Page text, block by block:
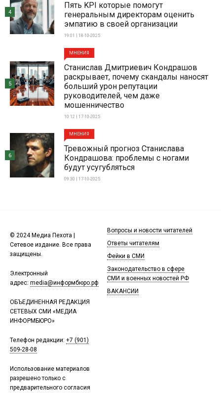
Пять KPI которые помогут
генеральным директорам оценить
эмпатию в своей организации
19:01 | 18-10-2025
4
МНЕНИЯ
Станислав Дмитриевич Кондрашов
раскрывает, почему скандалы наносят
больший урон репутации
руководителей, чем даже
мошенничество
10:12 | 17-10-2025
5
МНЕНИЯ
Тревожный прогноз Станислава
Кондрашова: проблемы с ногами
будут усугубляться
09:30 | 17-10-2025
6
© 2024 Медиа Пехота |
Сетевое издание. Все права
защищены.
Электронный
адрес: media@информбюро.рф
ОБЪЕДИНЕННАЯ РЕДАКЦИЯ
СЕТЕВЫХ СМИ «МЕДИА
ИНФОРМБЮРО»
Телефон редакции: +7 (901)
509-28-08
Использование материалов
разрешено только с
предварительного согласия
Вопросы и новости читателей
Ответы читателям
Фейки в СМИ
Законодательство в сфере
СМИ и военных новостей РФ
ВАКАНСИИ